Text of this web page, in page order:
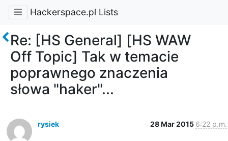
Hackerspace.pl Lists
Re: [HS General] [HS WAW
Off Topic] Tak w temacie
poprawnego znaczenia
słowa "haker"...
rysiek 28 Mar 2015 6:22 p.m.